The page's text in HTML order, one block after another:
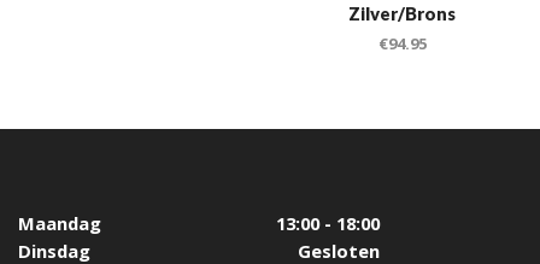
Zilver/Brons
€94.95
Maandag
13:00 - 18:00
Dinsdag
Gesloten